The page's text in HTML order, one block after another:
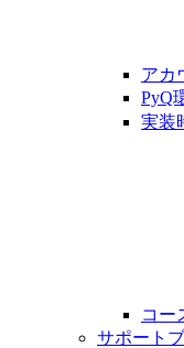
アカ
PyQ
実装
コー
サポート